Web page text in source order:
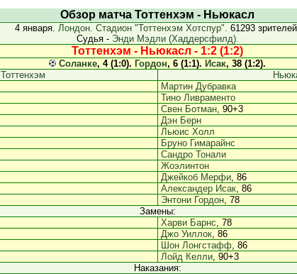
Обзор матча Тоттенхэм - Ньюкасл
4 января. Лондон. Стадион "Тоттенхэм Хотспур". 61293
Судья - Энди Мэдли (Хаддерсфилд).
Тоттенхэм - Ньюкасл - 1:2 (1:2)
Соланке, 4 (1:0). Гордон, 6 (1:1). Исак, 38 (1:2).
Тоттенхэм
Мартин Дубравка
Тино Ливраменто
Свен Ботман, 90+3
Дэн Берн
Льюис Холл
Бруно Гимарайнс
Сандро Тонали
Жоэлинтон
Джейкоб Мерфи, 86
Александер Исак, 86
Энтони Гордон, 78
Замены:
Харви Барнс, 78
Джо Уиллок, 86
Шон Лонгстафф, 86
Лойд Келли, 90+3
Наказания: